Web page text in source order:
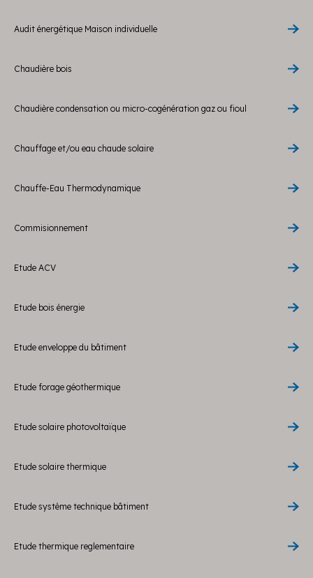
Audit énergétique Maison individuelle
Chaudière bois
Chaudière condensation ou micro-cogénération gaz ou fioul
Chauffage et/ou eau chaude solaire
Chauffe-Eau Thermodynamique
Commisionnement
Etude ACV
Etude bois énergie
Etude enveloppe du bâtiment
Etude forage géothermique
Etude solaire photovoltaïque
Etude solaire thermique
Etude système technique bâtiment
Etude thermique reglementaire